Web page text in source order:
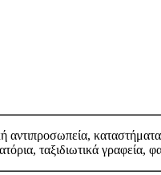
αντιπροσωπεία,
ταξιδιωτικά γραφεία,